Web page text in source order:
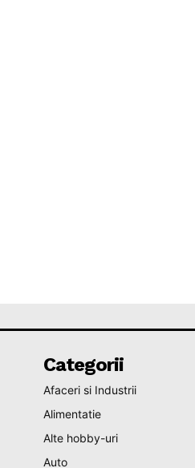
Categorii
Afaceri si Industrii
Alimentatie
Alte hobby-uri
Auto